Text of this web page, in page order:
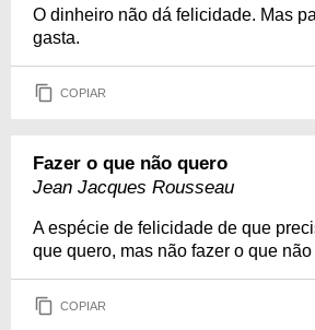
O dinheiro não dá felicidade. Mas
gasta.
COPIAR
Fazer o que não quero
Jean Jacques Rousseau
A espécie de felicidade de que
que quero, mas não fazer o que não
COPIAR